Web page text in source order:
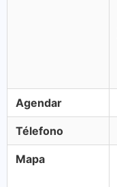
Agendar
Télefono
Mapa